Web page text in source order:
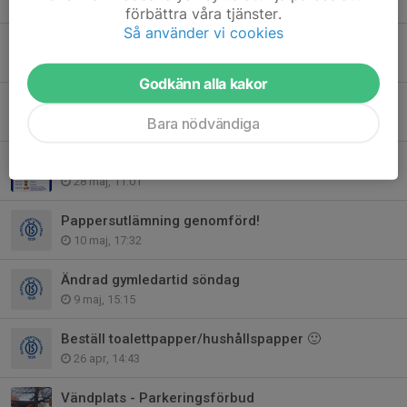
5 jun, 08:07
ÖIS blir med herrseniorlag i innebandy
2 jun, 12:21
Ölmstad IS 90 år
28 maj, 11:01
Pappersutlämning genomförd!
10 maj, 17:32
Ändrad gymledartid söndag
9 maj, 15:15
Beställ toalettpapper/hushållspapper 🙂
26 apr, 14:43
Vändplats - Parkeringsförbud
förbättra våra tjänster.
Så använder vi cookies
Godkänn alla kakor
Bara nödvändiga